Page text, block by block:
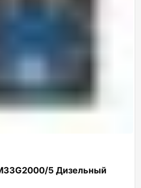
5 Дизельный